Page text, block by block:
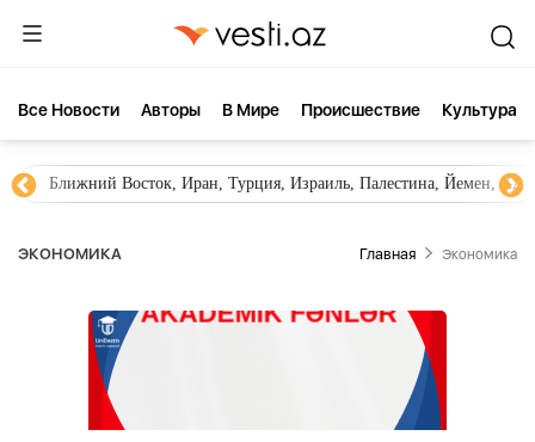
Все Новости Aвторы В Мире Происшествие Культура
Ближний Восток, Иран, Турция, Израиль, Палестина, Йемен,
ЭКОНОМИКА Главная Экономика